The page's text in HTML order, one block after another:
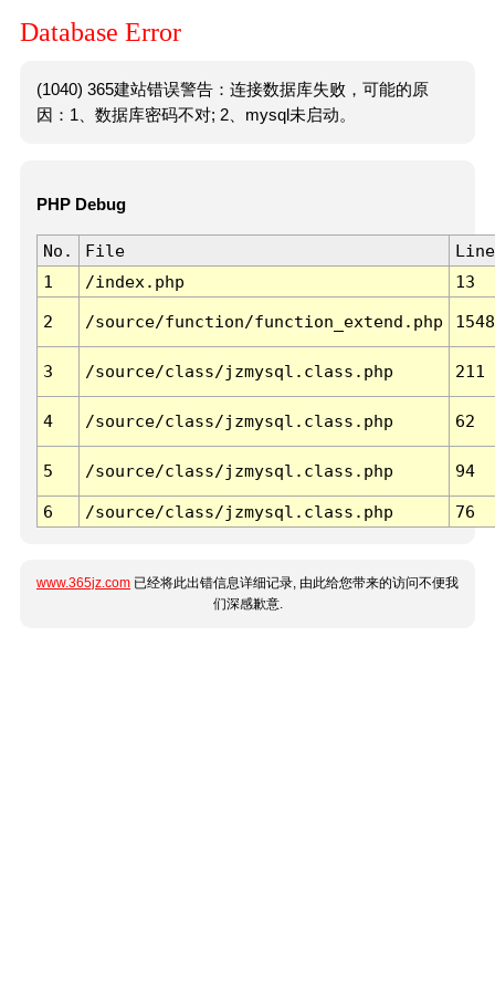
Database Error
(1040) 365建站错误警告：连接数据库失败，可能的原
因：1、数据库密码不对; 2、mysql未启动。
PHP Debug
No. File
Line
1
/index.php 13
2 /source/function/function_extend.php 1548
3 /source/class/jzmysql.class.php 211
4 /source/class/jzmysql.class.php 62
5 /source/class/jzmysql.class.php 94
6 /source/class/jzmysql.class.php 76
www.365jz.com 已经将此出错信息详细记录, 由此给您带来的访问不便我
们深感歉意.